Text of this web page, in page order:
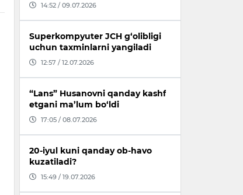
14:52 / 09.07.2026
Superkompyuter JCH g‘olibligi
uchun taxminlarni yangiladi
12:57 / 12.07.2026
“Lans” Husanovni qanday kashf
etgani ma’lum bo‘ldi
17:05 / 08.07.2026
20-iyul kuni qanday ob-havo
kuzatiladi?
15:49 / 19.07.2026